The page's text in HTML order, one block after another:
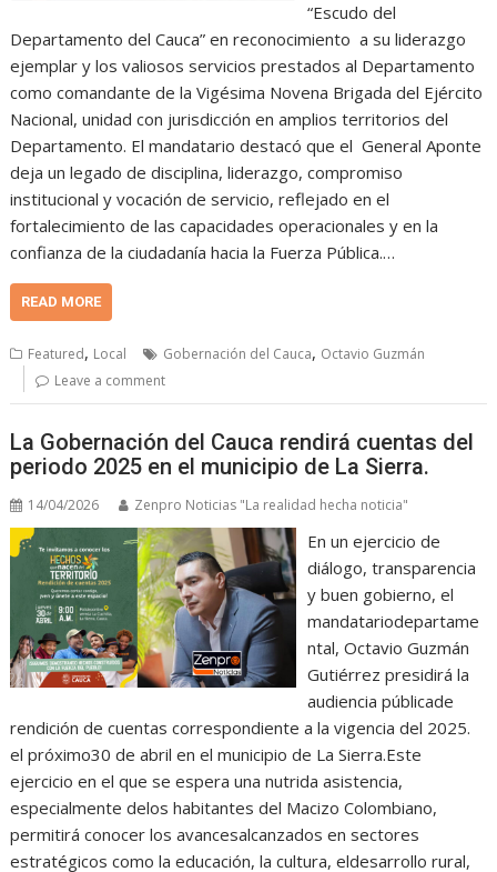
“Escudo del
Departamento del Cauca” en reconocimiento a su liderazgo
ejemplar y los valiosos servicios prestados al Departamento
como comandante de la Vigésima Novena Brigada del Ejército
Nacional, unidad con jurisdicción en amplios territorios del
Departamento. El mandatario destacó que el General Aponte
deja un legado de disciplina, liderazgo, compromiso
institucional y vocación de servicio, reflejado en el
fortalecimiento de las capacidades operacionales y en la
confianza de la ciudadanía hacia la Fuerza Pública.…
READ MORE
Featured, Local Gobernación del Cauca, Octavio Guzmán
Leave a comment
La Gobernación del Cauca rendirá cuentas del
periodo 2025 en el municipio de La Sierra.
14/04/2026 Zenpro Noticias "La realidad hecha noticia"
En un ejercicio de
diálogo, transparencia
y buen gobierno, el
mandatariodepartame
ntal, Octavio Guzmán
Gutiérrez presidirá la
audiencia públicade
rendición de cuentas correspondiente a la vigencia del 2025.
el próximo30 de abril en el municipio de La Sierra.Este
ejercicio en el que se espera una nutrida asistencia,
especialmente delos habitantes del Macizo Colombiano,
permitirá conocer los avancesalcanzados en sectores
estratégicos como la educación, la cultura, eldesarrollo rural,